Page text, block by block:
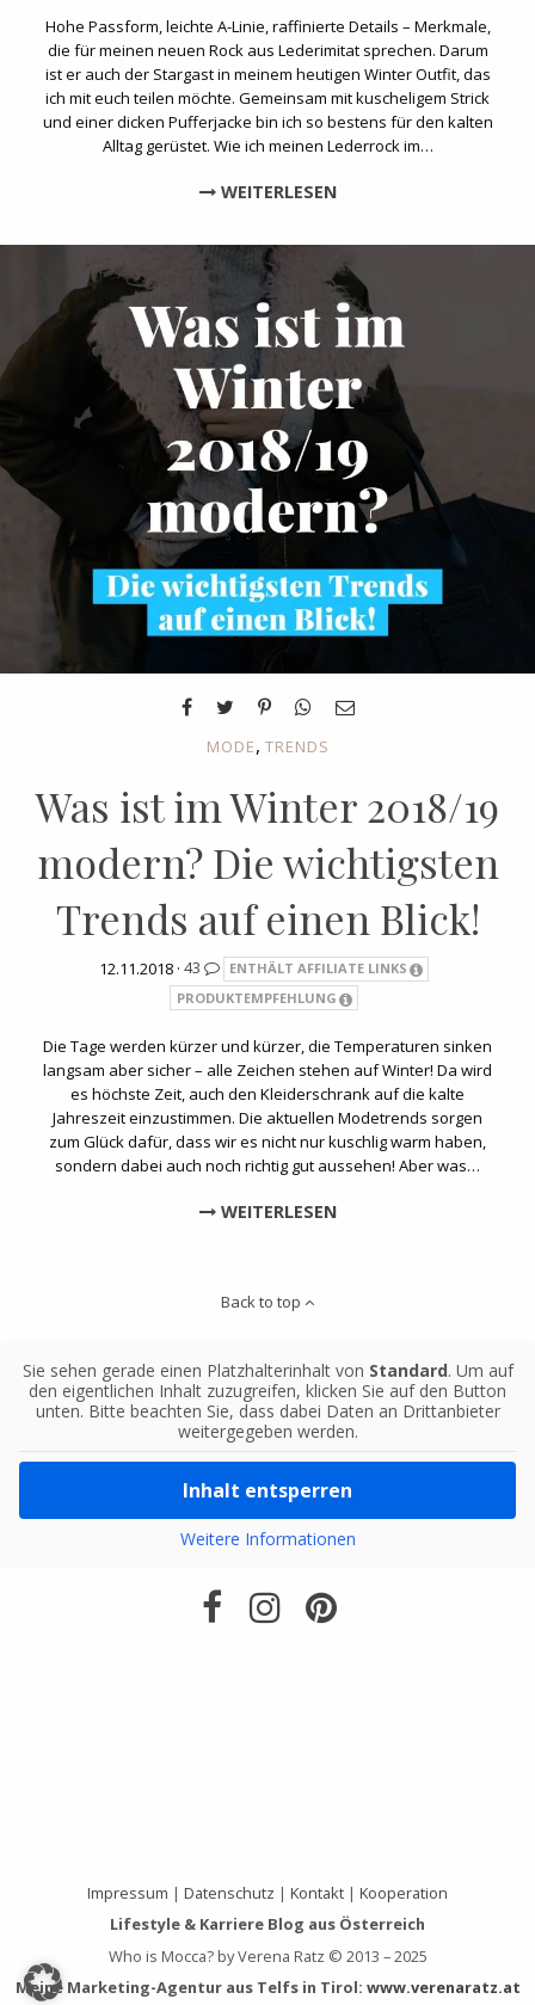
Hohe Passform, leichte A-Linie, raffinierte Details – Merkmale,
die für meinen neuen Rock aus Lederimitat sprechen. Darum
ist er auch der Stargast in meinem heutigen Winter Outfit, das
ich mit euch teilen möchte. Gemeinsam mit kuscheligem Strick
und einer dicken Pufferjacke bin ich so bestens für den kalten
Alltag gerüstet. Wie ich meinen Lederrock im…
WEITERLESEN
MODE, TRENDS
Was ist im Winter 2018/19
modern? Die wichtigsten
Trends auf einen Blick!
12.11.2018 · 43
ENTHÄLT AFFILIATE LINKS
PRODUKTEMPFEHLUNG
Die Tage werden kürzer und kürzer, die Temperaturen sinken
langsam aber sicher – alle Zeichen stehen auf Winter! Da wird
es höchste Zeit, auch den Kleiderschrank auf die kalte
Jahreszeit einzustimmen. Die aktuellen Modetrends sorgen
zum Glück dafür, dass wir es nicht nur kuschlig warm haben,
sondern dabei auch noch richtig gut aussehen! Aber was…
WEITERLESEN
Back to top
Sie sehen gerade einen Platzhalterinhalt von Standard. Um auf
den eigentlichen Inhalt zuzugreifen, klicken Sie auf den Button
unten. Bitte beachten Sie, dass dabei Daten an Drittanbieter
weitergegeben werden.
Inhalt entsperren
Weitere Informationen
Impressum | Datenschutz | Kontakt | Kooperation
Lifestyle & Karriere Blog aus Österreich
Who is Mocca? by Verena Ratz © 2013 – 2025
Meine Marketing-Agentur aus Telfs in Tirol: www.verenaratz.at